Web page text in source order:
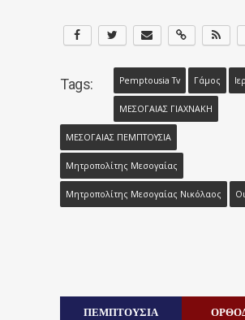
Tags: Pemptousia Tv Γάμος
ΜΕΣΟΓΑΙΑΣ ΓΙΑΧΝΑΚΗ
ΜΕΣΟΓΑΙΑΣ ΠΕΜΠΤΟΥΣΙΑ
Μητροπολίτης Μεσογαίας
Μητροπολίτης Μεσογαίας Νικόλαος
ΠΕΜΠΤΟΥΣΙΑ